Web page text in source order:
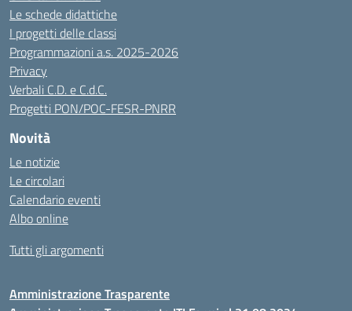
Le schede didattiche
I progetti delle classi
Programmazioni a.s. 2025-2026
Privacy
Verbali C.D. e C.d.C.
Progetti PON/POC-FESR-PNRR
Novità
Le notizie
Le circolari
Calendario eventi
Albo online
Tutti gli argomenti
Amministrazione Trasparente